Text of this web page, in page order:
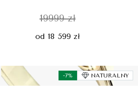
19999 zł
od 18 599 zł
-7% NATURALNY